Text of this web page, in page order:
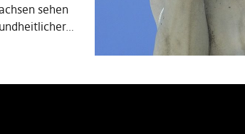
sehen